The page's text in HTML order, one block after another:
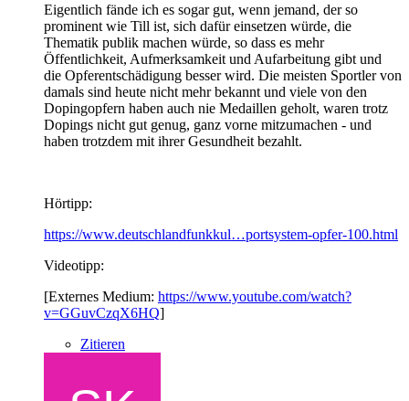
Eigentlich fände ich es sogar gut, wenn jemand, der so
prominent wie Till ist, sich dafür einsetzen würde, die
Thematik publik machen würde, so dass es mehr
Öffentlichkeit, Aufmerksamkeit und Aufarbeitung gibt und
die Opferentschädigung besser wird. Die meisten Sportler von
damals sind heute nicht mehr bekannt und viele von den
Dopingopfern haben auch nie Medaillen geholt, waren trotz
Dopings nicht gut genug, ganz vorne mitzumachen - und
haben trotzdem mit ihrer Gesundheit bezahlt.
Hörtipp:
https://www.deutschlandfunkkul…portsystem-opfer-100.html
Videotipp:
[Externes Medium: https://www.youtube.com/watch?
v=GGuvCzqX6HQ]
Zitieren